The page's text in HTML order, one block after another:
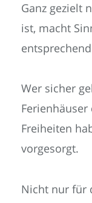
Ganz gezielt
ist, macht
Wer sicher
Freiheiten
vorgesorgt.
Nicht nur für